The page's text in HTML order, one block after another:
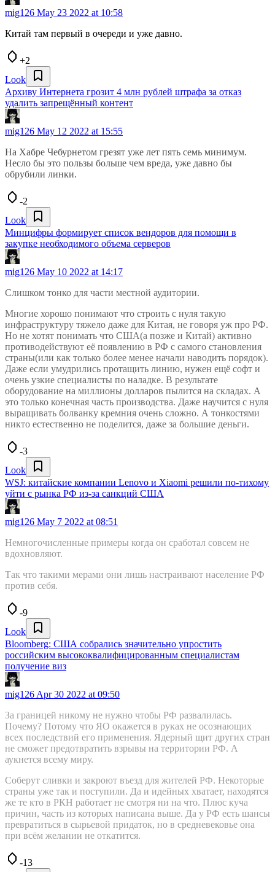
mig126 May 23 2022 at 10:58
Китай там первый в очереди и уже давно.
+2
Look
Архиву Интернета грозит 4 млн рублей штрафа за отказ
удалить запрещённый контент
mig126 May 12 2022 at 15:55
На Хабре Чебурнетом грезят уже лет пять семь минимум.
Несло бы это пользы больше чем вреда, уже давно бы
обрубили линки.
-2
Look
Минцифры формирует список вендоров для помощи в
закупке необходимого объема серверов
mig126 May 10 2022 at 14:17
Слишком тонко для части местной аудитории.
Многие хорошо понимают что строить с нуля такую
инфраструктуру тяжело даже для Китая, не говоря уж про РФ.
Но не хотят понимать что США(а позже и Китай) активно
противодействуют её появлению в РФ с самого становления
страны(или как только более менее начали наводить порядок).
Даже если умудрились протащить линию, нужен ещё софт и
очень узкие специалисты по наладке. В результате
оборудование на миллионы долларов пылится на складах. А
это только конечная часть производства. Даже научится с нуля
выращивать болванку кремния очень сложно. А тонкостями
никто естественно не поделится, даже за большие деньги.
-3
Look
WSJ: китайские компании Lenovo и Xiaomi решили по-тихому
уйти с рынка РФ из-за санкций США
mig126 May 7 2022 at 08:51
Немногочисленные примеры когда он сработал совсем не
вдохновляют.
Так что такими мерами они лишь настраивают население РФ
против себя.
-9
Look
Bloomberg: США собрались значительно упростить
российским высококвалифицированным специалистам
получение виз
mig126 Apr 30 2022 at 09:50
За границей никому не нужно чтобы РФ развалилась.
Почему? Потому что ЯО окажется в руках не осознающих
всех последствий его применения. Ядерный щит других стран
не сможет предотвратить взрывы на территории РФ. А
аукнется всему миру.
Соберут сливки и закроют въезд для жителей РФ. Некоторые
страны уже так и поступили. Да и идейных хватает, находятся
же те кто в РКН работает не смотря ни на что. Плюс куча
причин, часть из которых написана выше. Да у РФ есть шансы
превратиться в сырьевой придаток, но в средневековье она
при всём желании не откатится.
-13